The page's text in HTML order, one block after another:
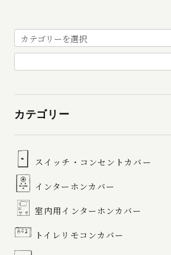
カテゴリー
スイッチ・コンセントカバー
インターホンカバー
室内用インターホンカバー
トイレリモコンカバー